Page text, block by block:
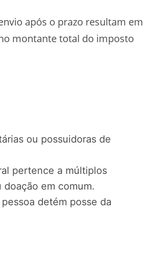
após o prazo resultam em
montante total do imposto
ou possuidoras de
pertence a múltiplos
em comum.
detém posse da